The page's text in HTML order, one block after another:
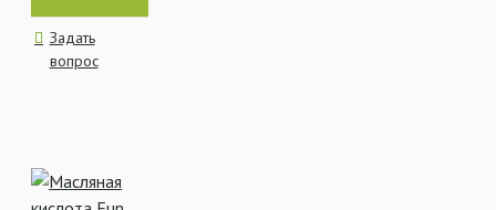
Задать
вопрос